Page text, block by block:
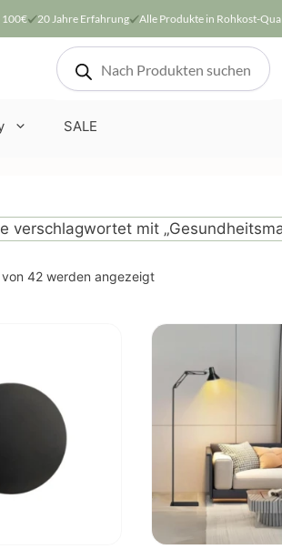
100€ 20 Jahre Erfahrung Alle Produkte in Rohkost-
Products
search
SALE
verschlagwortet mit
von 42 werden angezeigtNach